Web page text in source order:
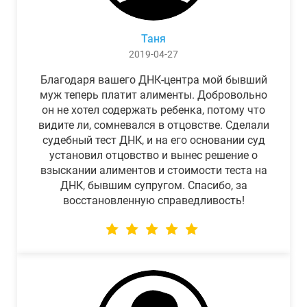
Таня
2019-04-27
Благодаря вашего ДНК-центра мой бывший
муж теперь платит алименты. Добровольно
он не хотел содержать ребенка, потому что
видите ли, сомневался в отцовстве. Сделали
судебный тест ДНК, и на его основании суд
установил отцовство и вынес решение о
взыскании алиментов и стоимости теста на
ДНК, бывшим супругом. Спасибо, за
восстановленную справедливость!